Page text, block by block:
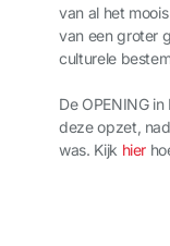
van al het
van een groter
culturele
De OPENING
deze opzet,
was. Kijk hier